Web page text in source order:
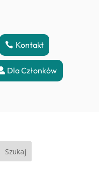
Kontakt
Dla Członków
Szukaj